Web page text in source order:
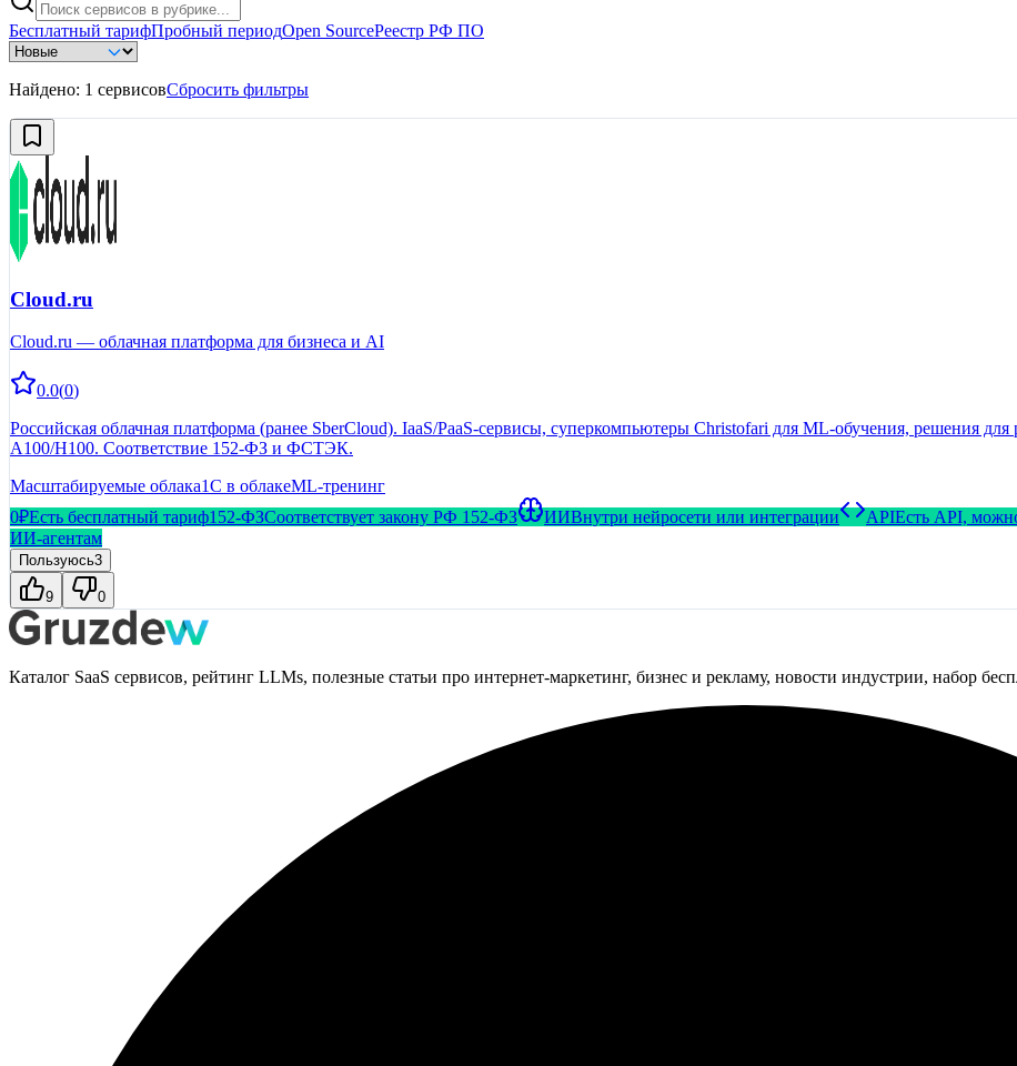
Бесплатный тарифПробный периодOpen SourceРеестр РФ ПО
Найдено: 1 сервисовСбросить фильтры
Cloud.ru
Cloud.ru — облачная платформа для бизнеса и AI
0.0(0)
Российская облачная платформа (ранее SberCloud). IaaS/PaaS-сервисы, суперкомпьютеры Christofari для ML-обучения, решения
A100/H100. Соответствие 152-ФЗ и ФСТЭК.
Масштабируемые облака1С в облакеML-тренинг
0₽Есть бесплатный тариф152-ФЗСоответствует закону РФ 152-ФЗ ИИВнутри нейросети или интеграции APIЕсть API,
ИИ-агентам
Пользуюсь3
9 0
Каталог SaaS сервисов, рейтинг LLMs, полезные статьи про интернет-маркетинг, бизнес и рекламу, новости индустрии, набор